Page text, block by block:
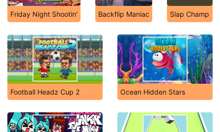
Friday Night Shootin' Backflip Maniac Slap Champ
Football Headz Cup 2 Ocean Hidden Stars